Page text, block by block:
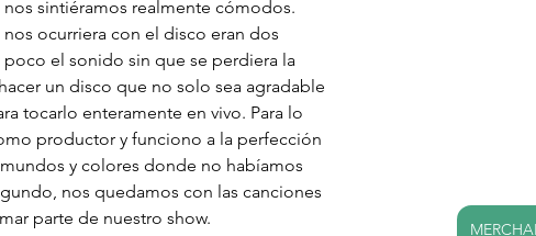
sintiéramos realmente cómodos.
ocurriera con el disco eran dos
el sonido sin que se perdiera la
un disco que no solo sea agradable
tocarlo enteramente en vivo. Para lo
productor y funciono a la perfección
y colores donde no habíamos
nos quedamos con las canciones
parte de nuestro show.